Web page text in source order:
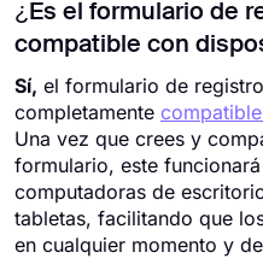
¿Es el formulario de
compatible con
Sí, el formulario de
completamente
Una vez que crees y
formulario, este
computadoras de
tabletas, facilitando que
en cualquier momento y